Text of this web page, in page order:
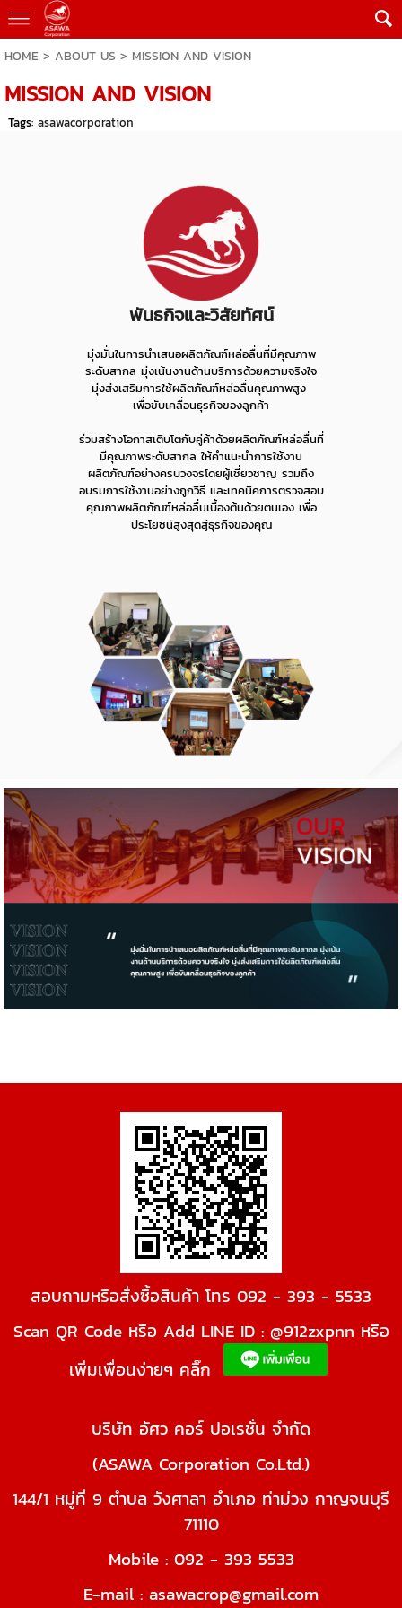
HOME> ABOUT US > MISSION AND VISION
MISSION AND VISION
Tags: asawacorporation
พันธกิจและวิสัยทัศน์
มุ่งมั่นในการนำเสนอผลิตภัณฑ์หล่อลื่นที่มีคุณภาพ
ระดับสากล มุ่งเน้นงานด้านบริการด้วยความจริงใจ
มุ่งส่งเสริมการใช้ผลิตภัณฑ์หล่อลื่นคุณภาพสูง
เพื่อขับเคลื่อนธุรกิจของลูกค้า
ร่วมสร้างโอกาสเติบโตกับคู่ค้าด้วยผลิตภัณฑ์หล่อลื่นที่
มีคุณภาพระดับสากล ให้คำแนะนำการใช้งาน
ผลิตภัณฑ์อย่างครบวงจรโดยผู้เชี่ยวชาญ รวมถึง
อบรมการใช้งานอย่างถูกวิธี และเทคนิคการตรวจสอบ
คุณภาพผลิตภัณฑ์หล่อลื่นเบื้องต้นด้วยตนเอง เพื่อ
ประโยชน์สูงสุดสู่ธุรกิจของคุณ
สอบถามหรือสั่งซื้อสินค้า โทร 092 - 393 - 5533
Scan QR Code หรือ Add LINE ID : @912zxpnn หรือ
เพิ่มเพื่อนง่ายๆ คลิ๊ก
บริษัท อัศว คอร์ ปอเรชั่น จำกัด
(ASAWA Corporation Co.Ltd.)
144/1 หมู่ที่ 9 ตำบล วังศาลา อำเภอ ท่าม่วง กาญจนบุรี
71110
Mobile : 092 - 393 5533
E-mail : asawacrop@gmail.com